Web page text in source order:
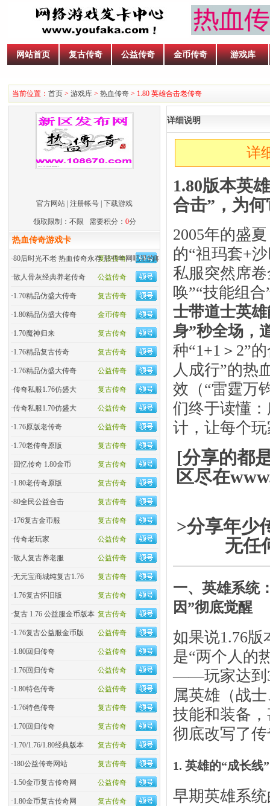
网站首页 复古传奇 公益传奇 金币传奇 游戏库
当前位置： 首页 > 游戏库 > 热血传奇 > 1.80 英雄合击老传奇
官方网站 注册帐号 下载游戏
领取限制：不限 需要积分： 0分
热血传奇游戏卡
复古传奇
·80后时光不老 热血传奇永存 那些年网吧里的呐喊
公益传奇
·散人骨灰经典养老传奇
复古传奇
·1.70精品仿盛大传奇
金币传奇
·1.80精品仿盛大传奇
复古传奇
·1.70魔神归来
复古传奇
·1.76精品复古传奇
公益传奇
·1.76精品仿盛大传奇
复古传奇
·传奇私服1.76仿盛大
公益传奇
·传奇私服1.70仿盛大
公益传奇
·1.76原版老传奇
复古传奇
·1.70老传奇原版
复古传奇
· 回忆传奇 1.80金币
复古传奇
·1.80老传奇原版
复古传奇
·80全民公益合击
复古传奇
·176复古金币服
公益传奇
·传奇老玩家
公益传奇
·散人复古养老服
复古传奇
·无元宝商城纯复古1.76
复古传奇
·1.76复古怀旧版
复古传奇
·复古 1.76 公益服金币版本
公益传奇
·1.76复古公益服金币版
公益传奇
·1.80回归传奇
公益传奇
·1.76回归传奇
公益传奇
·1.80特色传奇
复古传奇
·1.76特色传奇
复古传奇
·1.70回归传奇
复古传奇
·1.70/1.76/1.80经典版本
复古传奇
·180公益传奇网站
公益传奇
·1.50金币复古传奇网
复古传奇
·1.80金币复古传奇网
详细说明
详
1.80版本英
合击”，为
2005年的盛
的“祖玛套+
私服突然席
唤”“技能组
士带道士英
身”秒全场，
种“1+1＞2”
人成行”的热
效（“雷霆万
们终于读懂
计，让每个
[分享的都
区尽在
>分享年少
无任
一、英雄系统
因”彻底觉醒
如果说1.76版
是“两个人的
——玩家达到
属英雄（战
技能和装备
彻底改写了
1. 英雄的“成长线
早期英雄系